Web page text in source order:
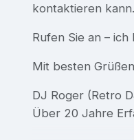
kontaktieren kann.
Rufen Sie an – ich
Mit besten
DJ Roger (Retro
Über 20 Jahre